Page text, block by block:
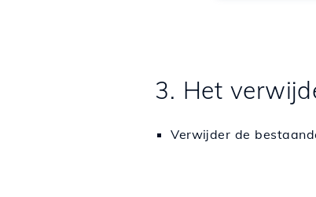
3. Het
Verwijder de